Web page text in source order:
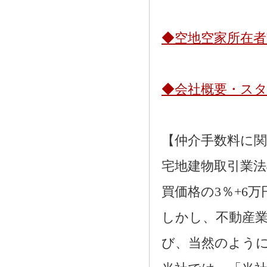
◆空地空家所在
◆会社概要・ス
【仲介手数料に
宅地建物取引業
買価格の3％+6
しかし、不動産
び、当然のよう